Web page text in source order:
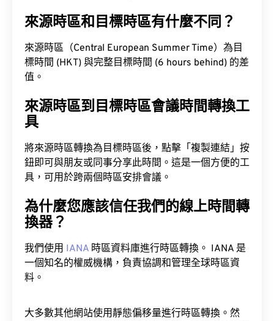
來源時區和目標時區有什麼不同？
來源時區（Central European Summer Time）為目
標時間 (HKT) 與完整目標時間 (6 hours behind) 的差
值。
來源時區到目標時區會議時間轉換工
具
將來源時區轉換為目標時區後，點擊「複製連結」按
鈕即可與朋友或同事分享此時間。這是一個方便的工
具，可用於跨兩個時區安排會議。
為什麼您應該信任我們的線上時間轉
換器？
我們使用 IANA 時區資料庫進行時區轉換。 IANA 是
一個知名的權威機構，負責協調和管理全球時區資
料。
大多數其他網站使用靜態偏移量進行時區轉換。然